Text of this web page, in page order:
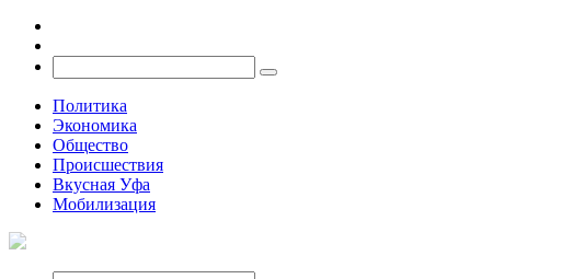
Политика
Экономика
Общество
Происшествия
Вкусная Уфа
Мобилизация